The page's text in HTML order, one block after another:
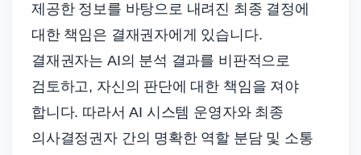
제공한 정보를 바탕으로 내려진 최종 결정에
대한 책임은 결재권자에게 있습니다.
결재권자는 AI의 분석 결과를 비판적으로
검토하고, 자신의 판단에 대한 책임을 져야
합니다. 따라서 AI 시스템 운영자와 최종
의사결정권자 간의 명확한 역할 분담 및 소통